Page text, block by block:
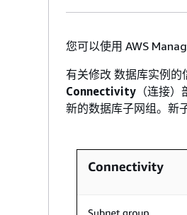
您可以使用 AWS
有关修改 数据库实例的
Connectivity （连接
新的数据库子网组。新